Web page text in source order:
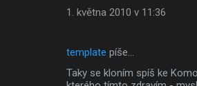
1. května 2010 v 11:36
template píše…
Taky se kloním spíš ke